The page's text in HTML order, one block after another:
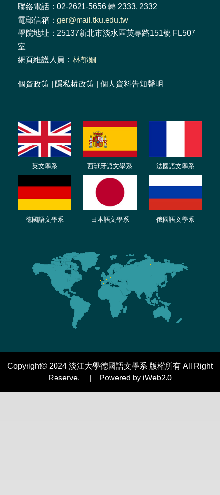
聯絡電話：02-2621-5656 轉 2333, 2332
電郵信箱： ger@mail.tku.edu.tw
學院地址：25137新北市淡水區英專路151號 FL507
室
網頁維護人員： 林郁嫺
個資政策 隱私權政策 個人資料告知聲明
英文學系 西班牙語文學系 法國語文學系
德國語文學系 日本語文學系 俄國語文學系
Copyright© 2024 淡江大學德國語文學系 版權所有 All Right
Reserve. | Powered by iWeb2.0